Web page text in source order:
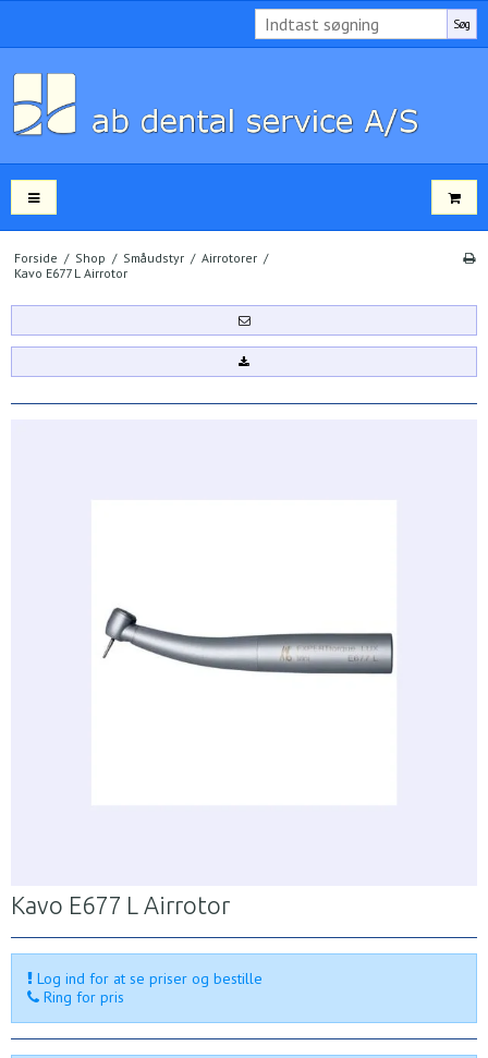
Søg
Forside / Shop / Småudstyr / Airrotorer /
Kavo E677 L Airrotor
Kavo E677 L Airrotor
Log ind for at se priser og bestille
Ring for pris